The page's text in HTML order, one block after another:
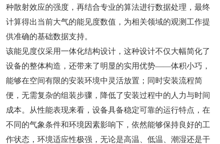
种散射效应的强度，再结合专业的算法进行数据处理，最终
计算得出当前大气的能见度数值，为相关领域的观测工作提
供准确的基础数据支持。
该能见度仪采用一体化结构设计，这种设计不仅大幅简化了
设备的整体构造，还带来了明显的实用优势——体积小巧，
能够在空间有限的安装环境中灵活放置；同时安装流程简
便，无需复杂的组装步骤，降低了安装过程中的人力与时间
成本。从性能表现来看，设备具备稳定可靠的运行特点，在
不同的气象条件和环境因素影响下，依然能够保持良好的工
作状态，环境适应性极强，无论是高温、低温、潮湿还是干